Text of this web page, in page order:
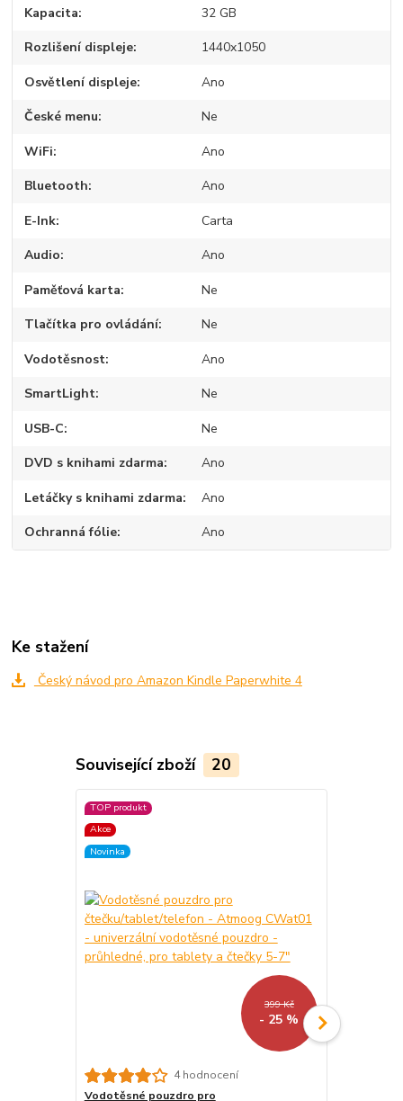
Kapacita 32 GB
Rozlišení displeje 1440x1050
Osvětlení displeje Ano
České menu Ne
WiFi Ano
Bluetooth Ano
E-Ink Carta
Audio Ano
Paměťová karta Ne
Tlačítka pro ovládání Ne
Vodotěsnost Ano
SmartLight Ne
USB-C Ne
DVD s knihami zdarma Ano
Letáčky s knihami zdarma Ano
Ochranná fólie Ano
Ke stažení
Český návod pro Amazon Kindle Paperwhite 4
Související zboží 20
TOP produkt
Akce
Novinka
399 Kč
- 25 %
4 hodnocení
Vodotěsné pouzdro pro